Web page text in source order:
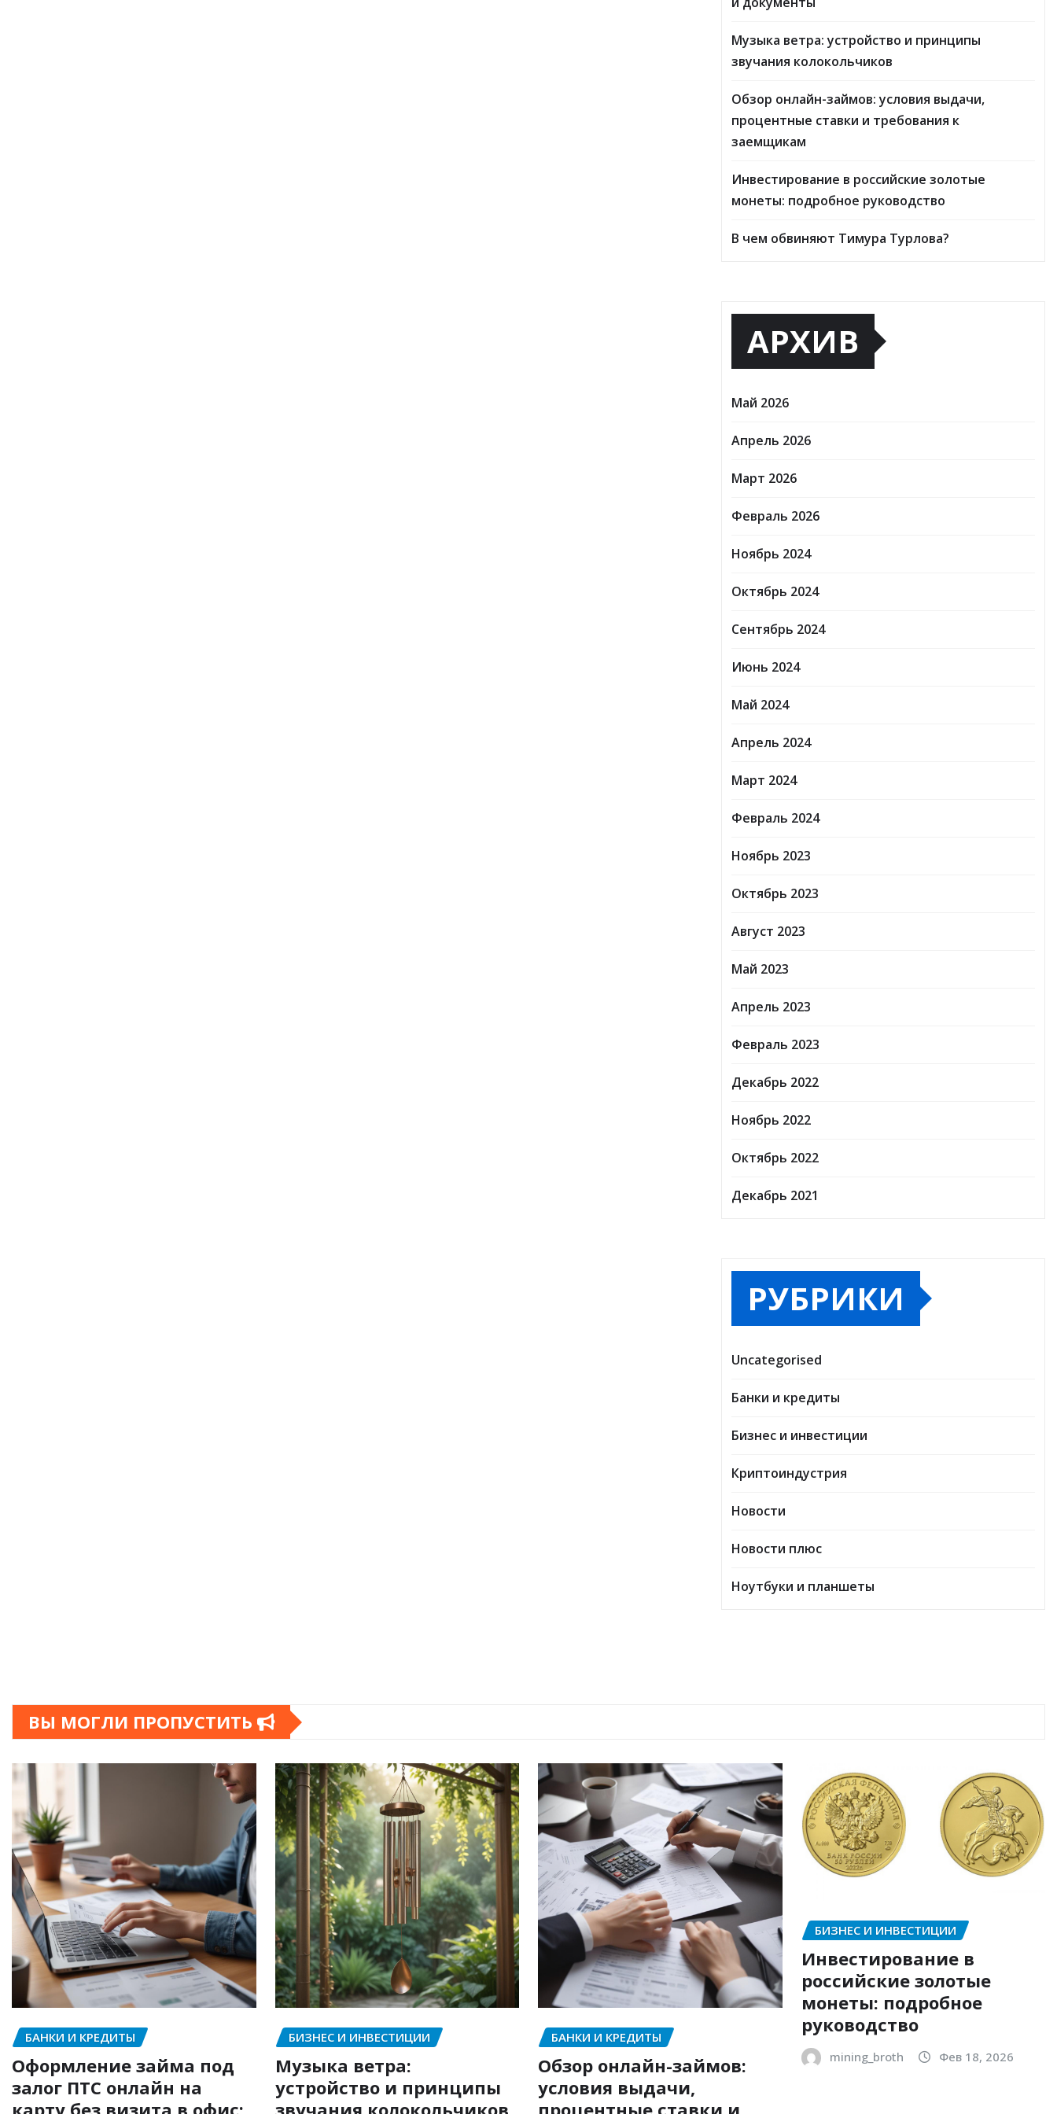
Музыка ветра: устройство и принципы
звучания колокольчиков
Обзор онлайн-займов: условия выдачи,
процентные ставки и требования к
заемщикам
Инвестирование в российские золотые
монеты: подробное руководство
В чем обвиняют Тимура Турлова?
АРХИВ
Май 2026
Апрель 2026
Март 2026
Февраль 2026
Ноябрь 2024
Октябрь 2024
Сентябрь 2024
Июнь 2024
Май 2024
Апрель 2024
Март 2024
Февраль 2024
Ноябрь 2023
Октябрь 2023
Август 2023
Май 2023
Апрель 2023
Февраль 2023
Декабрь 2022
Ноябрь 2022
Октябрь 2022
Декабрь 2021
РУБРИКИ
Uncategorised
Банки и кредиты
Бизнес и инвестиции
Криптоиндустрия
Новости
Новости плюс
Ноутбуки и планшеты
ВЫ МОГЛИ ПРОПУСТИТЬ
БАНКИ И КРЕДИТЫ
Оформление займа под
залог ПТС онлайн на
БИЗНЕС И ИНВЕСТИЦИИ
Музыка ветра:
устройство и принципы
БАНКИ И КРЕДИТЫ
Обзор онлайн-займов:
условия выдачи,
БИЗНЕС И ИНВЕСТИЦИИ
Инвестирование в
российские золотые
монеты: подробное
руководство
mining_broth Фев 18, 2026